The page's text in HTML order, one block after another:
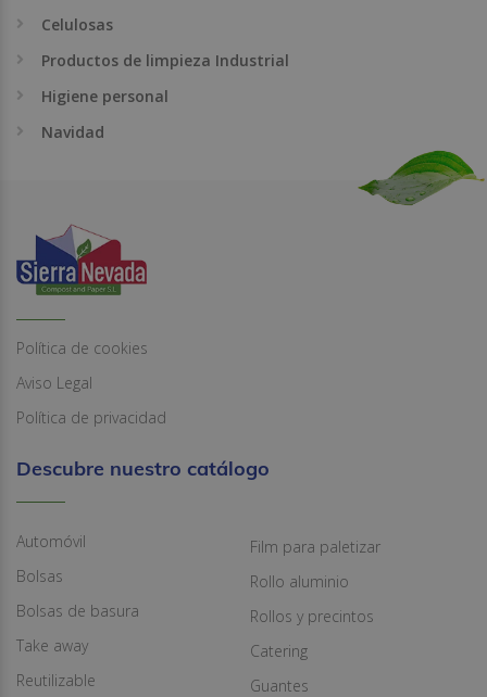
Celulosas
Productos de limpieza Industrial
Higiene personal
Navidad
Política de cookies
Aviso Legal
Política de privacidad
Descubre nuestro catálogo
Automóvil
Bolsas
Bolsas de basura
Take away
Reutilizable
Film para paletizar
Rollo aluminio
Rollos y precintos
Catering
Guantes